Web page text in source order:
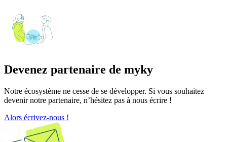
Devenez partenaire de myky
Notre écosystème ne cesse de se développer. Si vous souhaitez
devenir notre partenaire, n’hésitez pas à nous écrire !
Alors écrivez-nous !